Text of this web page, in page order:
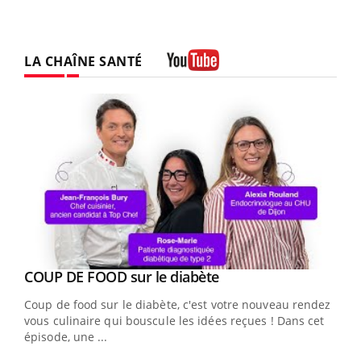
LA CHAÎNE SANTÉ
Youtube
COUP DE FOOD sur le diabèteYoutube
Coup de food sur le diabète, c'est votre nouveau rendez-
vous culinaire qui bouscule les idées reçues ! Dans cet
épisode, une ...